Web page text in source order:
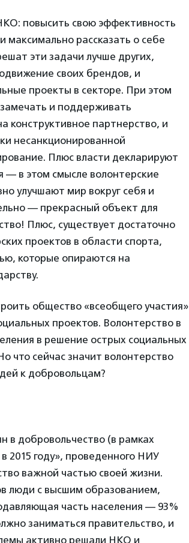
повысить свою эффективность
максимально рассказать о себе
эти задачи лучше других,
своих брендов, и
проекты в секторе. При этом
и поддерживать
партнерство, и
несанкционированной
Плюс власти декларируют
— в этом смысле волонтерские
улучшают мир вокруг себя и
— прекрасный объект для
Плюс, существует достаточно
проектов в области спорта,
которые опираются на
общество «всеобщего участия»
проектов. Волонтерство в
в решение острых социальных
сейчас значит волонтерство
к добровольцам?
в добровольчество (в рамках
2015 году», проведенного НИУ
важной частью своей жизни.
люди с высшим образованием,
часть населения — 93%
заниматься правительство, и
активно решали НКО и